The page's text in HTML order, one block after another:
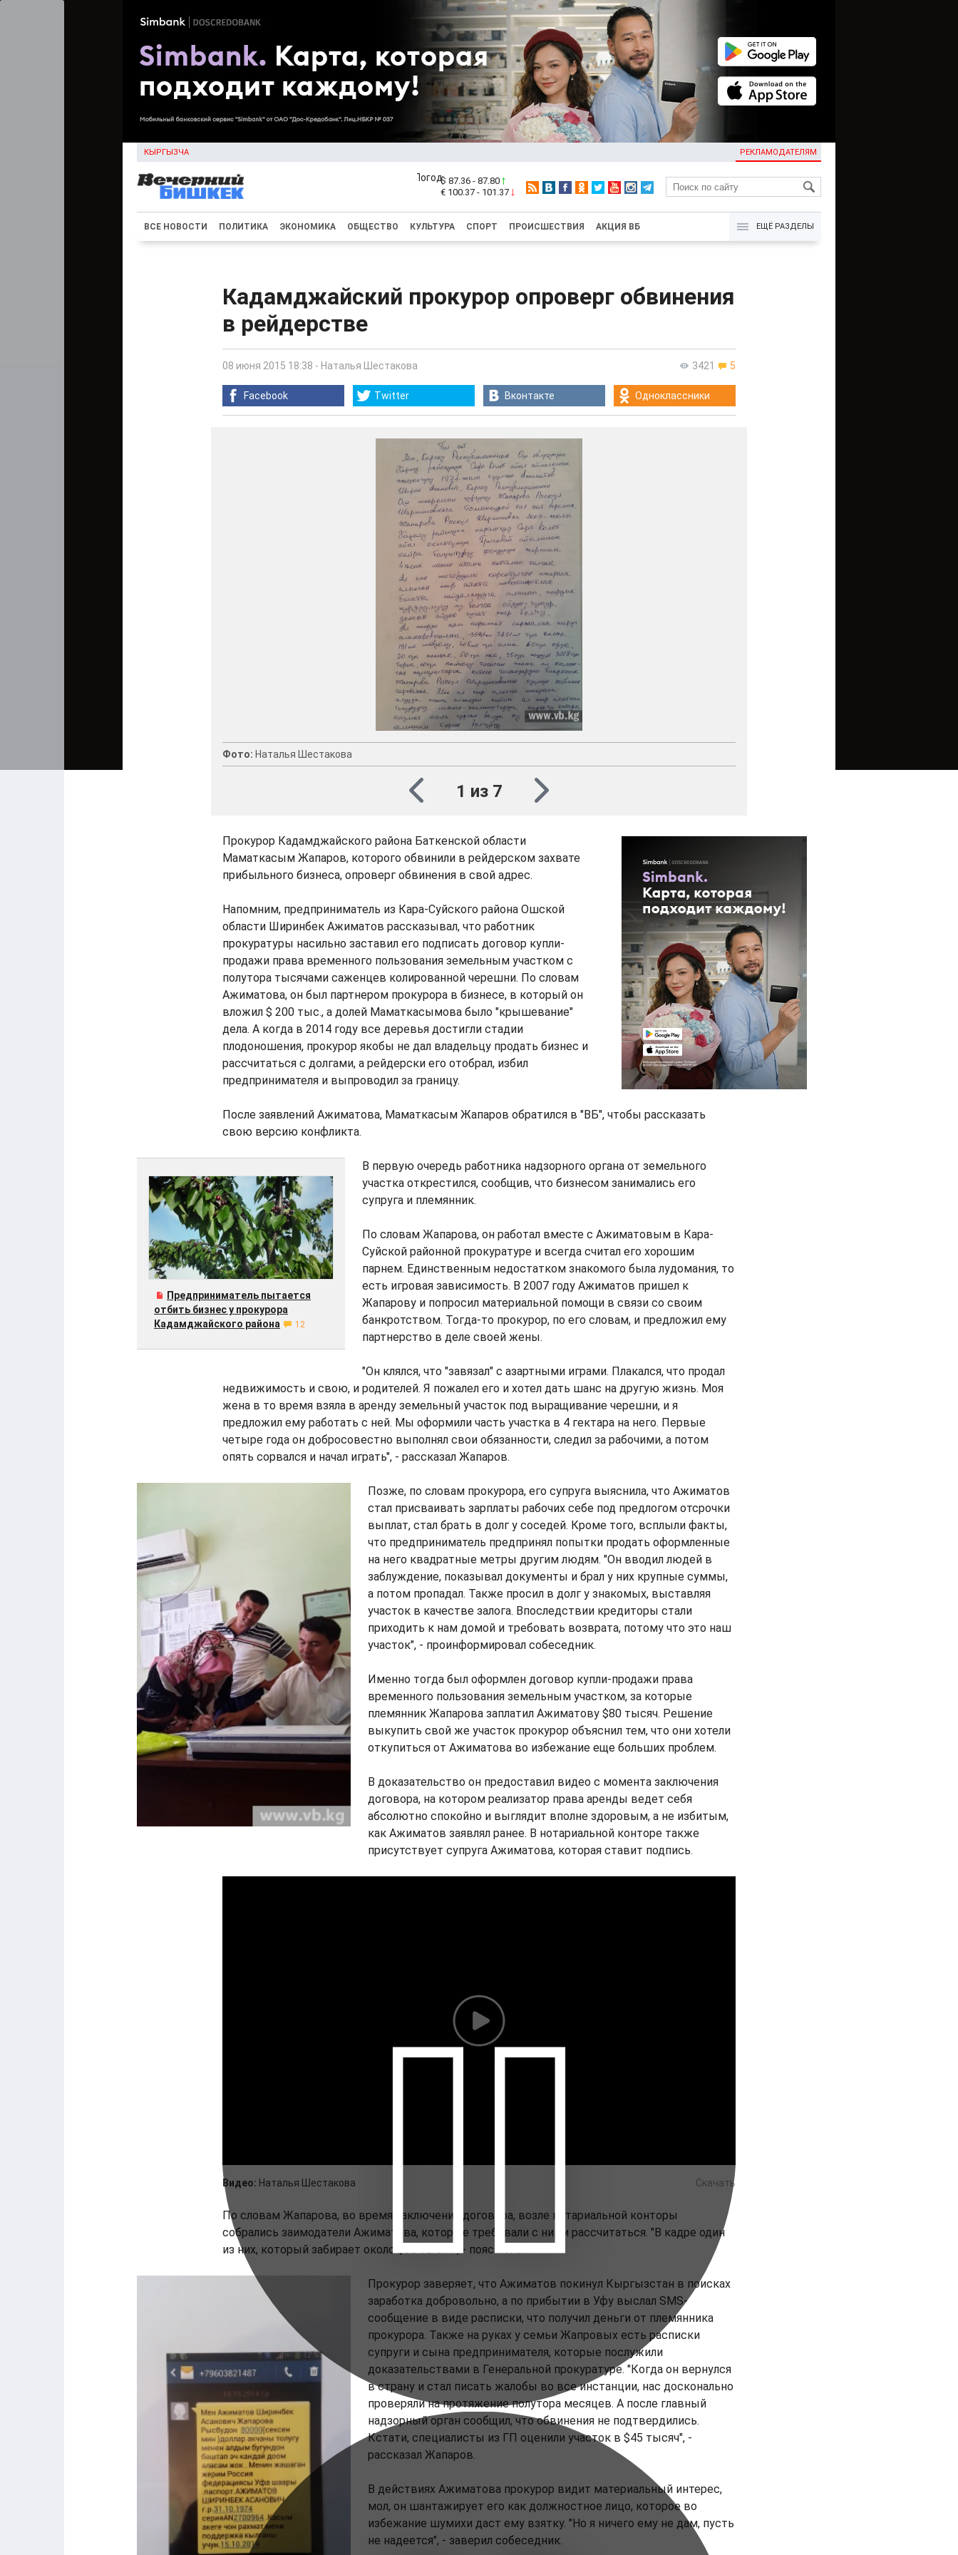
КЫРГЫЗЧА РЕКЛАМОДАТЕЛЯМ
KG
$ 87.36 - 87.80
€ 100.37 - 101.37
ВСЕ НОВОСТИ ПОЛИТИКА ЭКОНОМИКА ОБЩЕСТВО КУЛЬТУРА СПОРТ ПРОИСШЕСТВИЯ АКЦИЯ ВБ ЕЩЁ РАЗДЕЛЫ
Кадамджайский прокурор опроверг обвинения
в рейдерстве
3421 5
08 июня 2015 18:38 - Наталья Шестакова
Facebook Twitter Вконтакте Одноклассники
Фото: Наталья Шестакова
1 из 7
Прокурор Кадамджайского района Баткенской области
Маматкасым Жапаров, которого обвинили в рейдерском захвате
прибыльного бизнеса, опроверг обвинения в свой адрес.
Напомним, предприниматель из Кара-Суйского района Ошской
области Ширинбек Ажиматов рассказывал, что работник
прокуратуры насильно заставил его подписать договор купли-
продажи права временного пользования земельным участком с
полутора тысячами саженцев колированной черешни. По словам
Ажиматова, он был партнером прокурора в бизнесе, в который он
вложил $ 200 тыс., а долей Маматкасымова было "крышевание"
дела. А когда в 2014 году все деревья достигли стадии
плодоношения, прокурор якобы не дал владельцу продать бизнес и
рассчитаться с долгами, а рейдерски его отобрал, избил
предпринимателя и выпроводил за границу.
После заявлений Ажиматова, Маматкасым Жапаров обратился в "ВБ", чтобы рассказать
свою версию конфликта.
Предприниматель пытается
отбить бизнес у прокурора
Кадамджайского района
12
В первую очередь работника надзорного органа от земельного
участка открестился, сообщив, что бизнесом занимались его
супруга и племянник.
По словам Жапарова, он работал вместе с Ажиматовым в Кара-
Суйской районной прокуратуре и всегда считал его хорошим
парнем. Единственным недостатком знакомого была лудомания, то
есть игровая зависимость. В 2007 году Ажиматов пришел к
Жапарову и попросил материальной помощи в связи со своим
банкротством. Тогда-то прокурор, по его словам, и предложил ему
партнерство в деле своей жены.
"Он клялся, что "завязал" с азартными играми. Плакался, что продал
недвижимость и свою, и родителей. Я пожалел его и хотел дать шанс на другую жизнь. Моя
жена в то время взяла в аренду земельный участок под выращивание черешни, и я
предложил ему работать с ней. Мы оформили часть участка в 4 гектара на него. Первые
четыре года он добросовестно выполнял свои обязанности, следил за рабочими, а потом
опять сорвался и начал играть", - рассказал Жапаров.
Позже, по словам прокурора, его супруга выяснила, что Ажиматов
стал присваивать зарплаты рабочих себе под предлогом отсрочки
выплат, стал брать в долг у соседей. Кроме того, всплыли факты,
что предприниматель предпринял попытки продать оформленные
на него квадратные метры другим людям. "Он вводил людей в
заблуждение, показывал документы и брал у них крупные суммы,
а потом пропадал. Также просил в долг у знакомых, выставляя
участок в качестве залога. Впоследствии кредиторы стали
приходить к нам домой и требовать возврата, потому что это наш
участок", - проинформировал собеседник.
Именно тогда был оформлен договор купли-продажи права
временного пользования земельным участком, за которые
племянник Жапарова заплатил Ажиматову $80 тысяч. Решение
выкупить свой же участок прокурор объяснил тем, что они хотели
откупиться от Ажиматова во избежание еще больших проблем.
В доказательство он предоставил видео с момента заключения
договора, на котором реализатор права аренды ведет себя
абсолютно спокойно и выглядит вполне здоровым, а не избитым,
как Ажиматов заявлял ранее. В нотариальной конторе также
присутствует супруга Ажиматова, которая ставит подпись.
Скачать
Видео: Наталья Шестакова
По словам Жапарова, во время заключения договора, возле нотариальной конторы
собрались заимодатели Ажиматова, которые требовали с ними рассчитаться. "В кадре один
из них, который забирает около $30 тысяч", - пояснил он.
Прокурор заверяет, что Ажиматов покинул Кыргызстан в поисках
заработка добровольно, а по прибытии в Уфу выслал SMS-
сообщение в виде расписки, что получил деньги от племянника
прокурора. Также на руках у семьи Жапровых есть расписки
супруги и сына предпринимателя, которые послужили
доказательствами в Генеральной прокуратуре. "Когда он вернулся
в страну и стал писать жалобы во все инстанции, нас досконально
проверяли на протяжение полутора месяцев. А после главный
надзорный орган сообщил, что обвинения не подтвердились.
Кстати, специалисты из ГП оценили участок в $45 тысяч", -
рассказал Жапаров.
В действиях Ажиматова прокурор видит материальный интерес,
мол, он шантажирует его как должностное лицо, которое во
избежание шумихи даст ему взятку. "Но я ничего ему не дам, пусть
не надеется", - заверил собеседник.